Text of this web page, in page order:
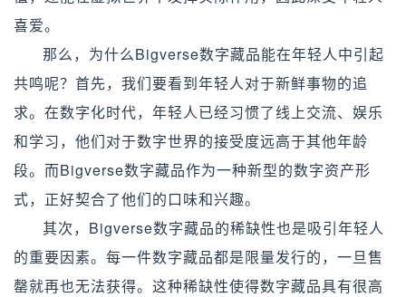
喜爱。
那么，为什么Bigverse数字藏品能在年轻人中引起
共鸣呢？首先，我们要看到年轻人对于新鲜事物的追
求。在数字化时代，年轻人已经习惯了线上交流、娱乐
和学习，他们对于数字世界的接受度远高于其他年龄
段。而Bigverse数字藏品作为一种新型的数字资产形
式，正好契合了他们的口味和兴趣。
其次，Bigverse数字藏品的稀缺性也是吸引年轻人
的重要因素。每一件数字藏品都是限量发行的，一旦售
罄就再也无法获得。这种稀缺性使得数字藏品具有很高